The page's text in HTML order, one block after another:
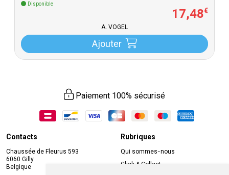
Disponible
17,48€
A. VOGEL
Ajouter
Paiement 100% sécurisé
Contacts
Chaussée de Fleurus 593
6060 Gilly
Belgique
Rubriques
Qui sommes-nous
Click & Collect